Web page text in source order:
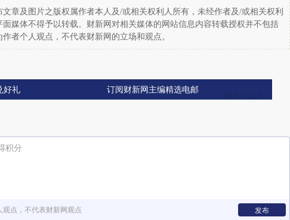
章及图片之版权属作者本人及/或相关权利人所有，未经作者及/或相关权利
面媒体不得予以转载。财新网对相关媒体的网站信息内容转载授权并不包括
者个人观点，不代表财新网的立场和观点。
好礼 订阅财新网主编精选电邮
积分
点，不代表财新网观点 发布